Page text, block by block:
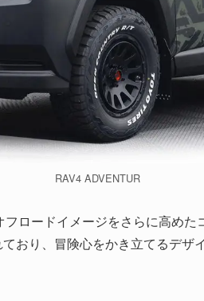
RAV4 ADVENTUR
ロードイメージをさらに高めた
おり、冒険心をかき立てるデザ